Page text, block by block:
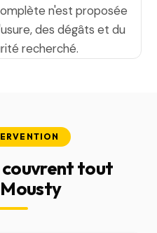
n'est proposée
des dégâts et du
recherché.
couvrent tout